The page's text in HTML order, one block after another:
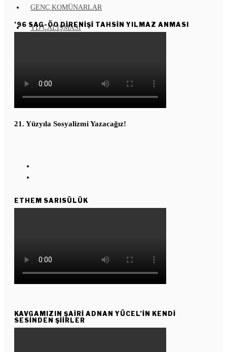
GENÇ KOMÜNARLAR
YD ÇALIŞMASI
’96 SAG-ÖO DİRENİŞİ TAHSİN YILMAZ ANMASI
21. Yüzyıla Sosyalizmi Yazacağız!
ETHEM SARISÜLÜK
KAVGAMIZIN ŞAIRI ADNAN YÜCEL’IN KENDI
SESINDEN ŞIIRLER